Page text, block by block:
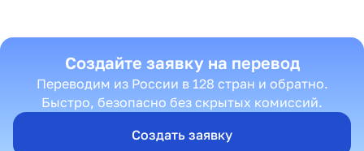
Создайте заявку на перевод
Переводим из России в 128 стран и обратно.
Быстро, безопасно без скрытых комиссий.
Создать заявку